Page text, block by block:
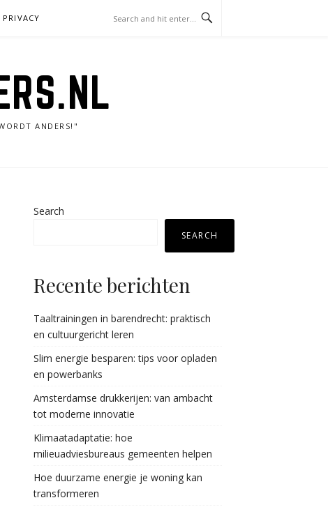
PRIVACY
ANDERS!"
Search
SEARCH
Recente berichten
Taaltrainingen in barendrecht: praktisch
en cultuurgericht leren
Slim energie besparen: tips voor opladen
en powerbanks
Amsterdamse drukkerijen: van ambacht
tot moderne innovatie
Klimaatadaptatie: hoe
milieuadviesbureaus gemeenten helpen
Hoe duurzame energie je woning kan
transformeren